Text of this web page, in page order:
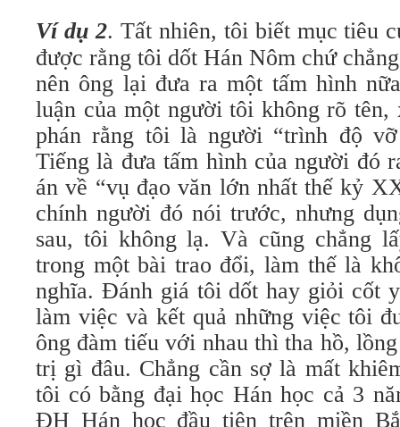
Ví dụ 2. Tất nhiên, tôi biết mục tiêu
được rằng tôi dốt Hán Nôm chứ
nên ông lại đưa ra một tấm hình
luận của một người tôi không rõ tên,
phán rằng tôi là người “trình độ
Tiếng là đưa tấm hình của người đó
án về “vụ đạo văn lớn nhất thế kỷ
chính người đó nói trước, nhưng
sau, tôi không lạ. Và cũng chẳng
trong một bài trao đổi, làm thế là
nghĩa. Đánh giá tôi dốt hay giỏi cốt
làm việc và kết quả những việc tôi
ông đàm tiếu với nhau thì tha hồ,
trị gì đâu. Chẳng cần sợ là mất
tôi có bằng đại học Hán học cả 3
ĐH Hán học đầu tiên trên miền